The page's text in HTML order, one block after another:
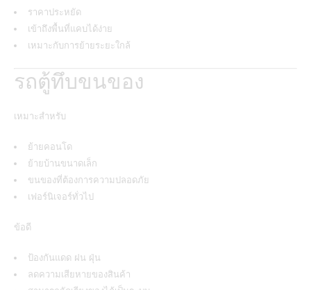
ราคาประหยัด
เข้าถึงพื้นที่แคบได้ง่าย
เหมาะกับการย้ายระยะใกล้
รถตู้ทึบขนของ
เหมาะสำหรับ
ย้ายคอนโด
ย้ายบ้านขนาดเล็ก
ขนของที่ต้องการความปลอดภัย
เฟอร์นิเจอร์ทั่วไป
ข้อดี
ป้องกันแดด ฝน ฝุ่น
ลดความเสียหายของสินค้า